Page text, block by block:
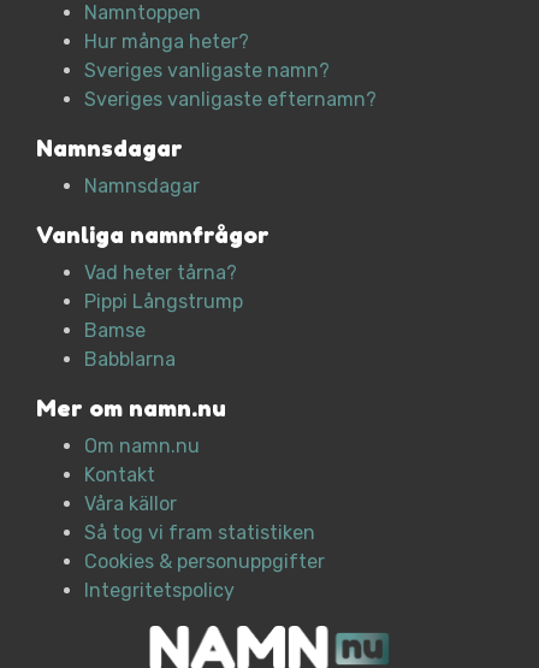
Namntoppen
Hur många heter?
Sveriges vanligaste namn?
Sveriges vanligaste efternamn?
Namnsdagar
Namnsdagar
Vanliga namnfrågor
Vad heter tårna?
Pippi Långstrump
Bamse
Babblarna
Mer om namn.nu
Om namn.nu
Kontakt
Våra källor
Så tog vi fram statistiken
Cookies & personuppgifter
Integritetspolicy